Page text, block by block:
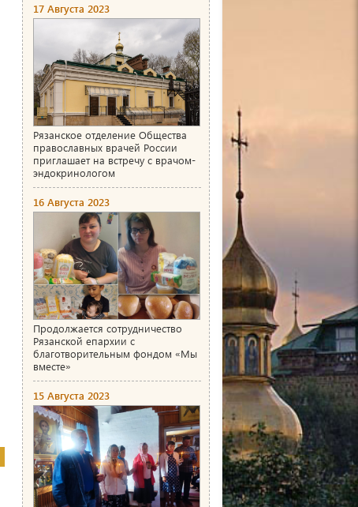
17 Августа 2023
Рязанское отделение Общества
православных врачей России
приглашает на встречу с врачом-
эндокринологом
16 Августа 2023
Продолжается сотрудничество
Рязанской епархии с
благотворительным фондом «Мы
вместе»
15 Августа 2023